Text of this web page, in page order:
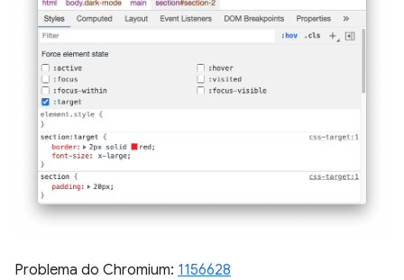
Problema do Chromium: 1156628